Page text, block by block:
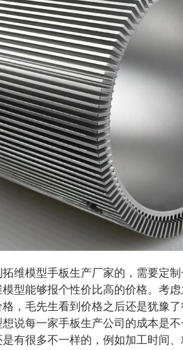
维模型手板生产厂家的，需要定
型能够报个性价比高的价格。考
，毛先生看到价格之后还是犹豫
说每一家手板生产公司的成本是
有很多不一样的，例如加工时间